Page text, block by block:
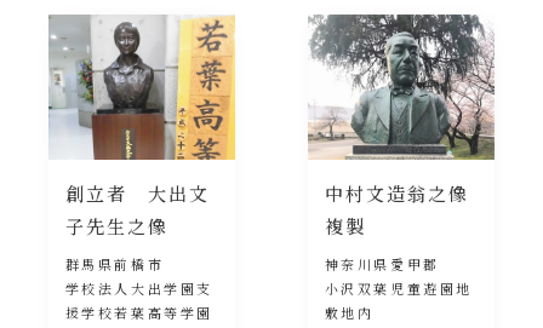
創立者 大出文
子先生之像
群馬県前橋市
学校法人大出学園支
援学校若葉高等学園
中村文造翁之像
複製
神奈川県愛甲郡
小沢双葉児童遊園地
敷地内